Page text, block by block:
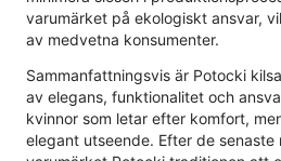
varumärket på ekologiskt ansvar,
av medvetna konsumenter.
Sammanfattningsvis är Potocki
av elegans, funktionalitet och
kvinnor som letar efter komfort,
elegant utseende. Efter de